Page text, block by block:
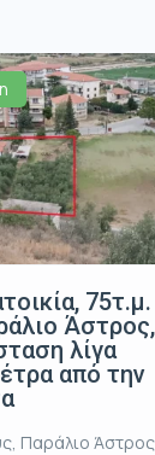
75τ.μ.
Άστρος,
λίγα
από την
Παράλιο Άστρος